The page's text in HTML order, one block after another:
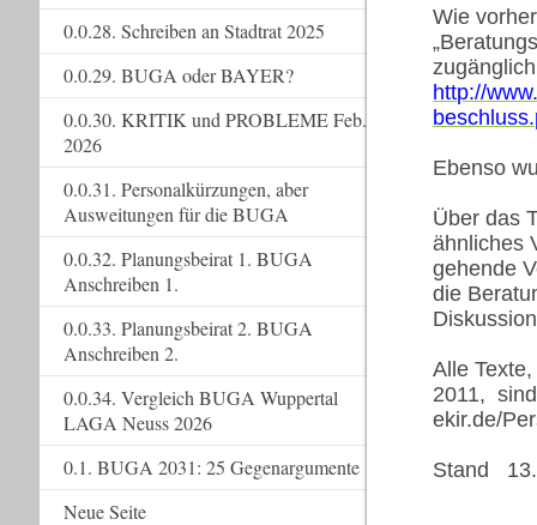
Wie
http://
Ebenso
Über das
ähnliches
gehende
die
Alle
2011,
ekir.de/
Stand
0.0.28. Schreiben an Stadtrat 2025
0.0.29. BUGA oder BAYER?
0.0.30. KRITIK und PROBLEME Feb.
2026
0.0.31. Personalkürzungen, aber
Ausweitungen für die BUGA
0.0.32. Planungsbeirat 1. BUGA
Anschreiben 1.
0.0.33. Planungsbeirat 2. BUGA
Anschreiben 2.
0.0.34. Vergleich BUGA Wuppertal
LAGA Neuss 2026
0.1. BUGA 2031: 25 Gegenargumente
Neue Seite